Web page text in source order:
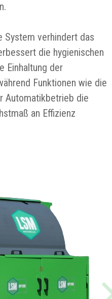
System verhindert das
die hygienischen
Einhaltung der
Funktionen wie die
Automatikbetrieb die
an Effizienz